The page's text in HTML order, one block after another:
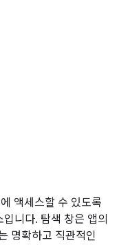
액세스할 수 있도록
니다. 탐색 창은 앱의
명확하고 직관적인